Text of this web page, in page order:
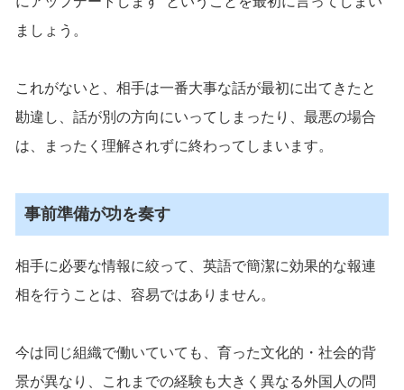
ましょう。
これがないと、相手は一番大事な話が最初に出てきたと
勘違し、話が別の方向にいってしまったり、最悪の場合
は、まったく理解されずに終わってしまいます。
事前準備が功を奏す
相手に必要な情報に絞って、英語で簡潔に効果的な報連
相を行うことは、容易ではありません。
今は同じ組織で働いていても、育った文化的・社会的背
景が異なり、これまでの経験も大きく異なる外国人の問